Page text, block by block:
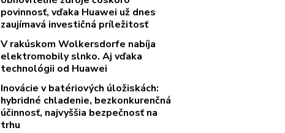
povinnosť, vďaka Huawei už dnes
zaujímavá investičná príležitosť
V rakúskom Wolkersdorfe nabíja
elektromobily slnko. Aj vďaka
technológii od Huawei
Inovácie v batériových úložiskách:
hybridné chladenie, bezkonkurenčná
účinnosť, najvyššia bezpečnosť na
trhu